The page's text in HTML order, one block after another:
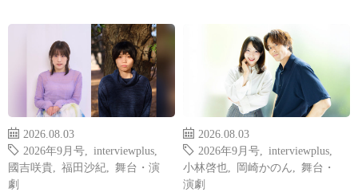
2026.08.03
2026年9月号
interviewplus
國吉咲貴
福田沙紀
舞台・演
劇
2026.08.03
2026年9月号
interviewplus
小林啓也
岡崎かのん
舞台・
演劇